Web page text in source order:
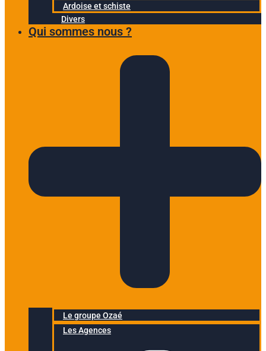
Ardoise et schiste
Divers
Qui sommes nous ?
Le groupe Ozaé
Les Agences